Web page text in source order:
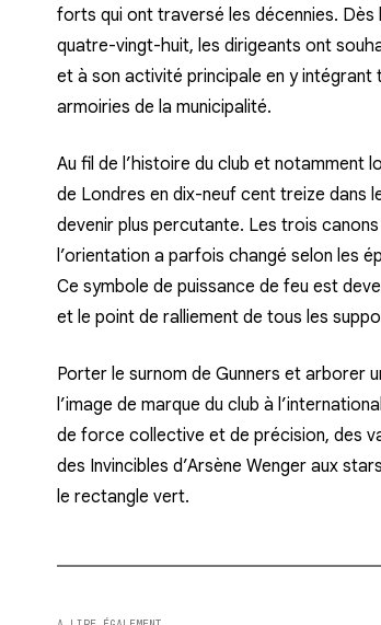
forts qui ont traversé les décennies.
quatre-vingt-huit, les dirigeants ont
et à son activité principale en y
armoiries de la municipalité.
Au fil de l’histoire du club et notamment
de Londres en dix-neuf cent treize dans
devenir plus percutante. Les trois
l’orientation a parfois changé selon les
Ce symbole de puissance de feu est
et le point de ralliement de tous les
Porter le surnom de Gunners et arborer
l’image de marque du club à
de force collective et de précision, des
des Invincibles d’Arsène Wenger aux
le rectangle vert.